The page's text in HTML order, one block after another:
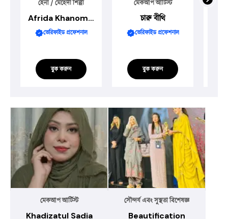
হেনা / মেহেদী শিল্পী
Afrida Khanom Asha
ভেরিফাইড প্রফেশনাল
বুক করুন
মেকআপ আর্টিস্ট
চারু বীথি
ভেরিফাইড প্রফেশনাল
বুক করুন
মেকআপ আর্টিস্ট
Khadizatul Sadia
সৌন্দর্য এবং সুস্থতা বিশেষজ্ঞ
Beautification